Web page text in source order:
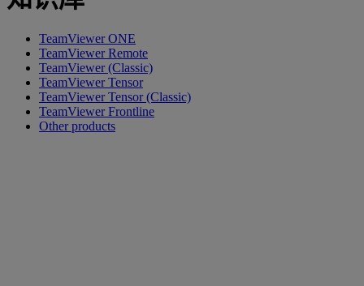
TeamViewer ONE
TeamViewer Remote
TeamViewer (Classic)
TeamViewer Tensor
TeamViewer Tensor (Classic)
TeamViewer Frontline
Other products